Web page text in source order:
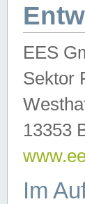
EES
Sektor
13353
Im